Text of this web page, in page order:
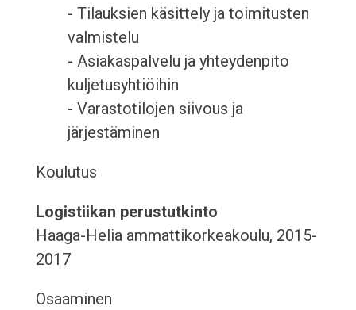
- Tilauksien käsittely ja toimitusten
valmistelu
- Asiakaspalvelu ja yhteydenpito
kuljetusyhtiöihin
- Varastotilojen siivous ja
järjestäminen
Koulutus
Logistiikan perustutkinto
Haaga-Helia ammattikorkeakoulu, 2015-
2017
Osaaminen